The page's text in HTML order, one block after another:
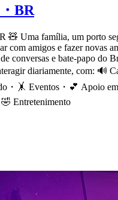
BR
🧸 Uma família, um porto
com amigos e fazer novas
conversas e bate-papo do
diariamente, com: 🔊
・🤸 Eventos・💕 Apoio
Entretenimento